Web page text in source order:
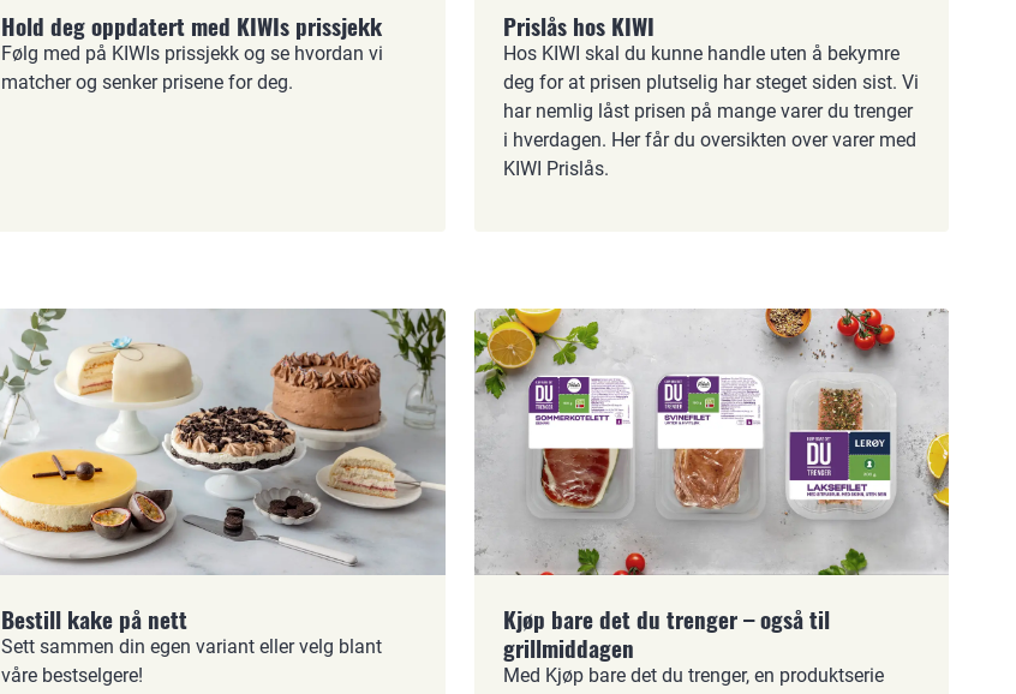
Hold deg oppdatert med KIWIs prissjekk
Følg med på KIWIs prissjekk og se hvordan vi
matcher og senker prisene for deg.
Prislås hos KIWI
Hos KIWI skal du kunne handle uten å bekymre
deg for at prisen plutselig har steget siden sist. Vi
har nemlig låst prisen på mange varer du trenger
i hverdagen. Her får du oversikten over varer med
KIWI Prislås.
Bestill kake på nett
Sett sammen din egen variant eller velg blant
våre bestselgere!
Kjøp bare det du trenger – også til
grillmiddagen
Med Kjøp bare det du trenger, en produktserie